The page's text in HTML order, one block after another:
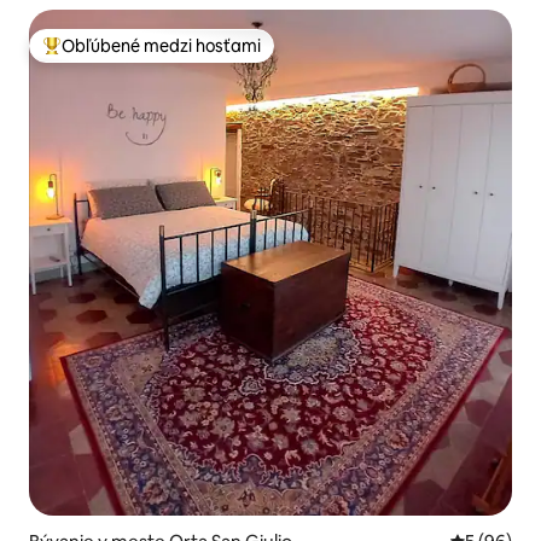
Najobľúbenejšie medzi hosťami
Obľúbené medzi hosťami